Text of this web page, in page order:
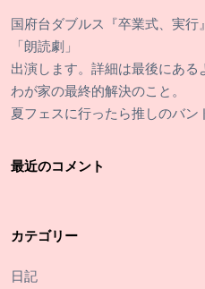
国府台ダブルス『卒業式、実行
「朗読劇」
出演します。詳細は最後にある
わが家の最終的解決のこと。
夏フェスに行ったら推しのバ
最近のコメント
カテゴリー
日記